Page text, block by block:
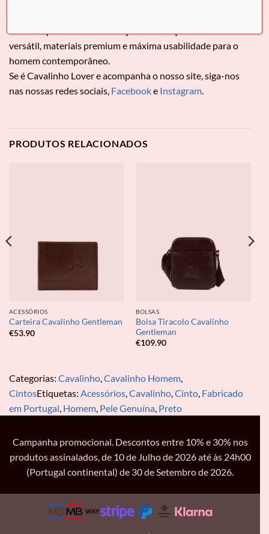
versátil, materiais premium e máxima usabilidade para o
homem contemporâneo.
Se é Cavalinho Lover e acompanha o nosso site, siga-nos
nas nossas redes sociais, Facebooke Instagram
PRODUTOS RELACIONADOS
ACESSÓRIOS
Carteira Cavalinho Gentleman
€53.90
BOLSAS
Bolsa Tiracolo Cavalinho
Gentleman
€109.90
Categorias: Cavalinho Cavalinho Homem
CintosEtiquetas: Acessórios Cavalinho Cinto Fabricado
em Portugal Homem Pele Genuína Preto
Campanha promocional. Descontos entre 10% e 30% nos
produtos assinalados, de 10 de Julho de 2026 até às 24h00
(Portugal continental) de 30 de Setembro de 2026.